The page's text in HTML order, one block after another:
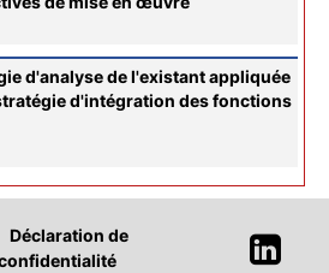
d'analyse de l'existant appliquée
d'intégration des fonctions
Déclaration de